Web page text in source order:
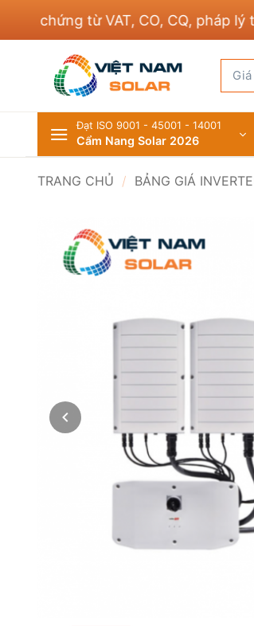
từ VAT, CO, CQ, pháp lý thi
kiếm:
Đạt ISO 9001 - 45001 - 14001
Cẩm Nang Solar 2026
TRANG CHỦ / BẢNG GIÁ